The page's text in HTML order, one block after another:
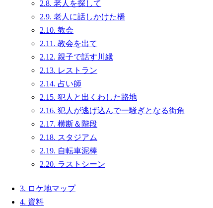
2.8. 老人を探して
2.9. 老人に話しかけた橋
2.10. 教会
2.11. 教会を出て
2.12. 親子で話す川縁
2.13. レストラン
2.14. 占い師
2.15. 犯人と出くわした路地
2.16. 犯人が逃げ込んで一騒ぎとなる街角
2.17. 横断＆階段
2.18. スタジアム
2.19. 自転車泥棒
2.20. ラストシーン
3. ロケ地マップ
4. 資料